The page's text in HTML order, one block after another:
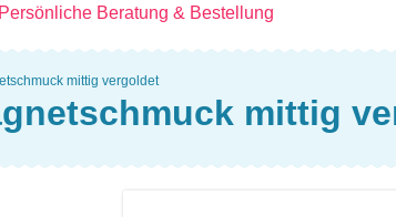
Persönliche Beratung & Bestellung
mittig vergoldet
mittig